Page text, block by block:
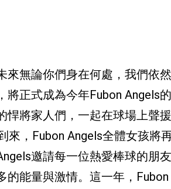
無論你們身在何處，我們依
正式成為今年Fubon Angels
悍將家人們，一起在球場上聲
，Fubon Angels全體女孩將
邀請每一位熱愛棒球的朋
能量與激情。這一年，